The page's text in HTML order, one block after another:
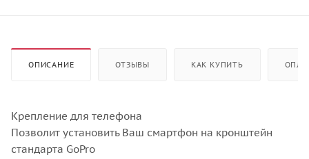
ОПИСАНИЕ ОТЗЫВЫ КАК КУПИТЬ
Крепление для телефона
Позволит установить Ваш смартфон на кронштейн
стандарта GoPro